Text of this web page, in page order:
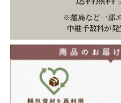
※離島など一部
中継手数料が発